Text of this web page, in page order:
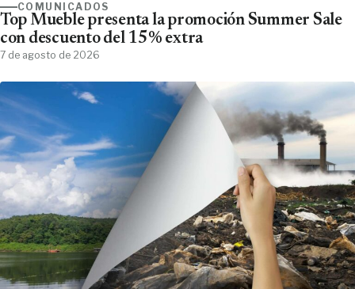
COMUNICADOS
Top Mueble presenta la promoción Summer Sale
con descuento del 15% extra
7 de agosto de 2026